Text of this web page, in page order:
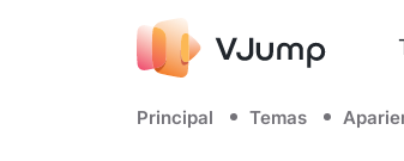
Principal Temas